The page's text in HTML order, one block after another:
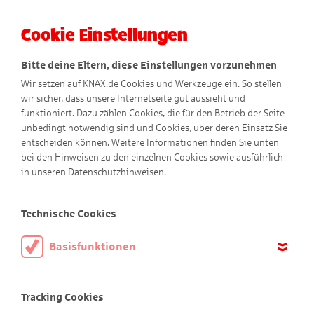
KNAX-Welt
Die KNAX-Bewohner
Cookie Einstellungen
Bitte deine Eltern, diese Einstellungen vorzunehmen
Wir setzen auf KNAX.de Cookies und Werkzeuge ein. So stellen
wir sicher, dass unsere Internetseite gut aussieht und
funktioniert. Dazu zählen Cookies, die für den Betrieb der Seite
unbedingt notwendig sind und Cookies, über deren Einsatz Sie
entscheiden können. Weitere Informationen finden Sie unten
bei den Hinweisen zu den einzelnen Cookies sowie ausführlich
in unseren Datenschutzhinweisen.
Technische Cookies
Basisfunktionen
aktiviert sein.
Tracking Cookies